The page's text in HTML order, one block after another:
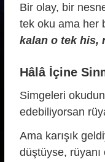
Bir olay, bir
tek oku ama her
kalan o tek his,
Hâlâ İçine
Simgeleri
edebiliyorsan
Ama karışık
düştüyse, rüyanı